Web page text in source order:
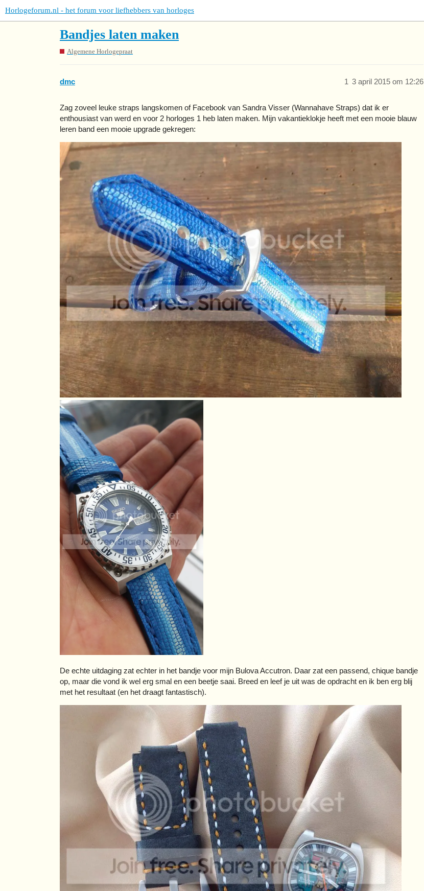
Horlogeforum.nl - het forum voor liefhebbers van horloges
Bandjes laten maken
Algemene Horlogepraat
dmc 3 april 2015 om 12:26
1
Zag zoveel leuke straps langskomen of Facebook van Sandra Visser (Wannahave Straps) dat ik er
enthousiast van werd en voor 2 horloges 1 heb laten maken. Mijn vakantieklokje heeft met een mooie blauw
leren band een mooie upgrade gekregen:
De echte uitdaging zat echter in het bandje voor mijn Bulova Accutron. Daar zat een passend, chique bandje
op, maar die vond ik wel erg smal en een beetje saai. Breed en leef je uit was de opdracht en ik ben erg blij
met het resultaat (en het draagt fantastisch).